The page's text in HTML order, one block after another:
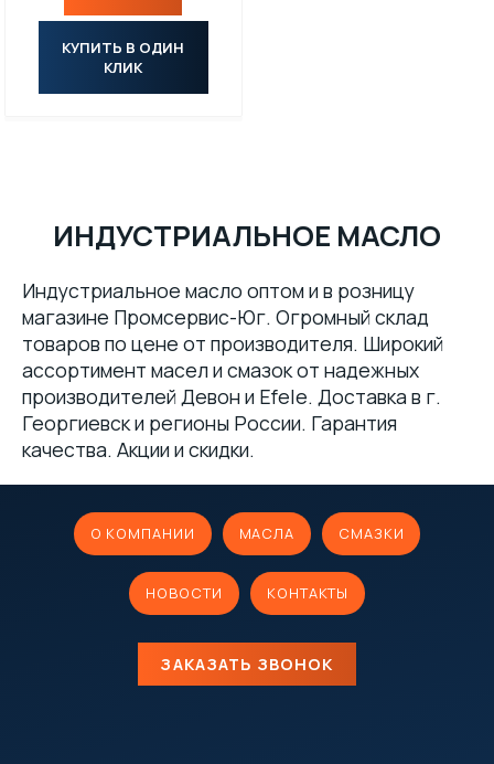
КУПИТЬ В ОДИН
КЛИК
ИНДУСТРИАЛЬНОЕ МАСЛО
Индустриальное масло оптом и в розницу
магазине Промсервис-Юг. Огромный склад
товаров по цене от производителя. Широкий
ассортимент масел и смазок от надежных
производителей Девон и Efele. Доставка в г.
Георгиевск и регионы России. Гарантия
качества. Акции и скидки.
О КОМПАНИИ МАСЛА СМАЗКИ
НОВОСТИ КОНТАКТЫ
ЗАКАЗАТЬ ЗВОНОК